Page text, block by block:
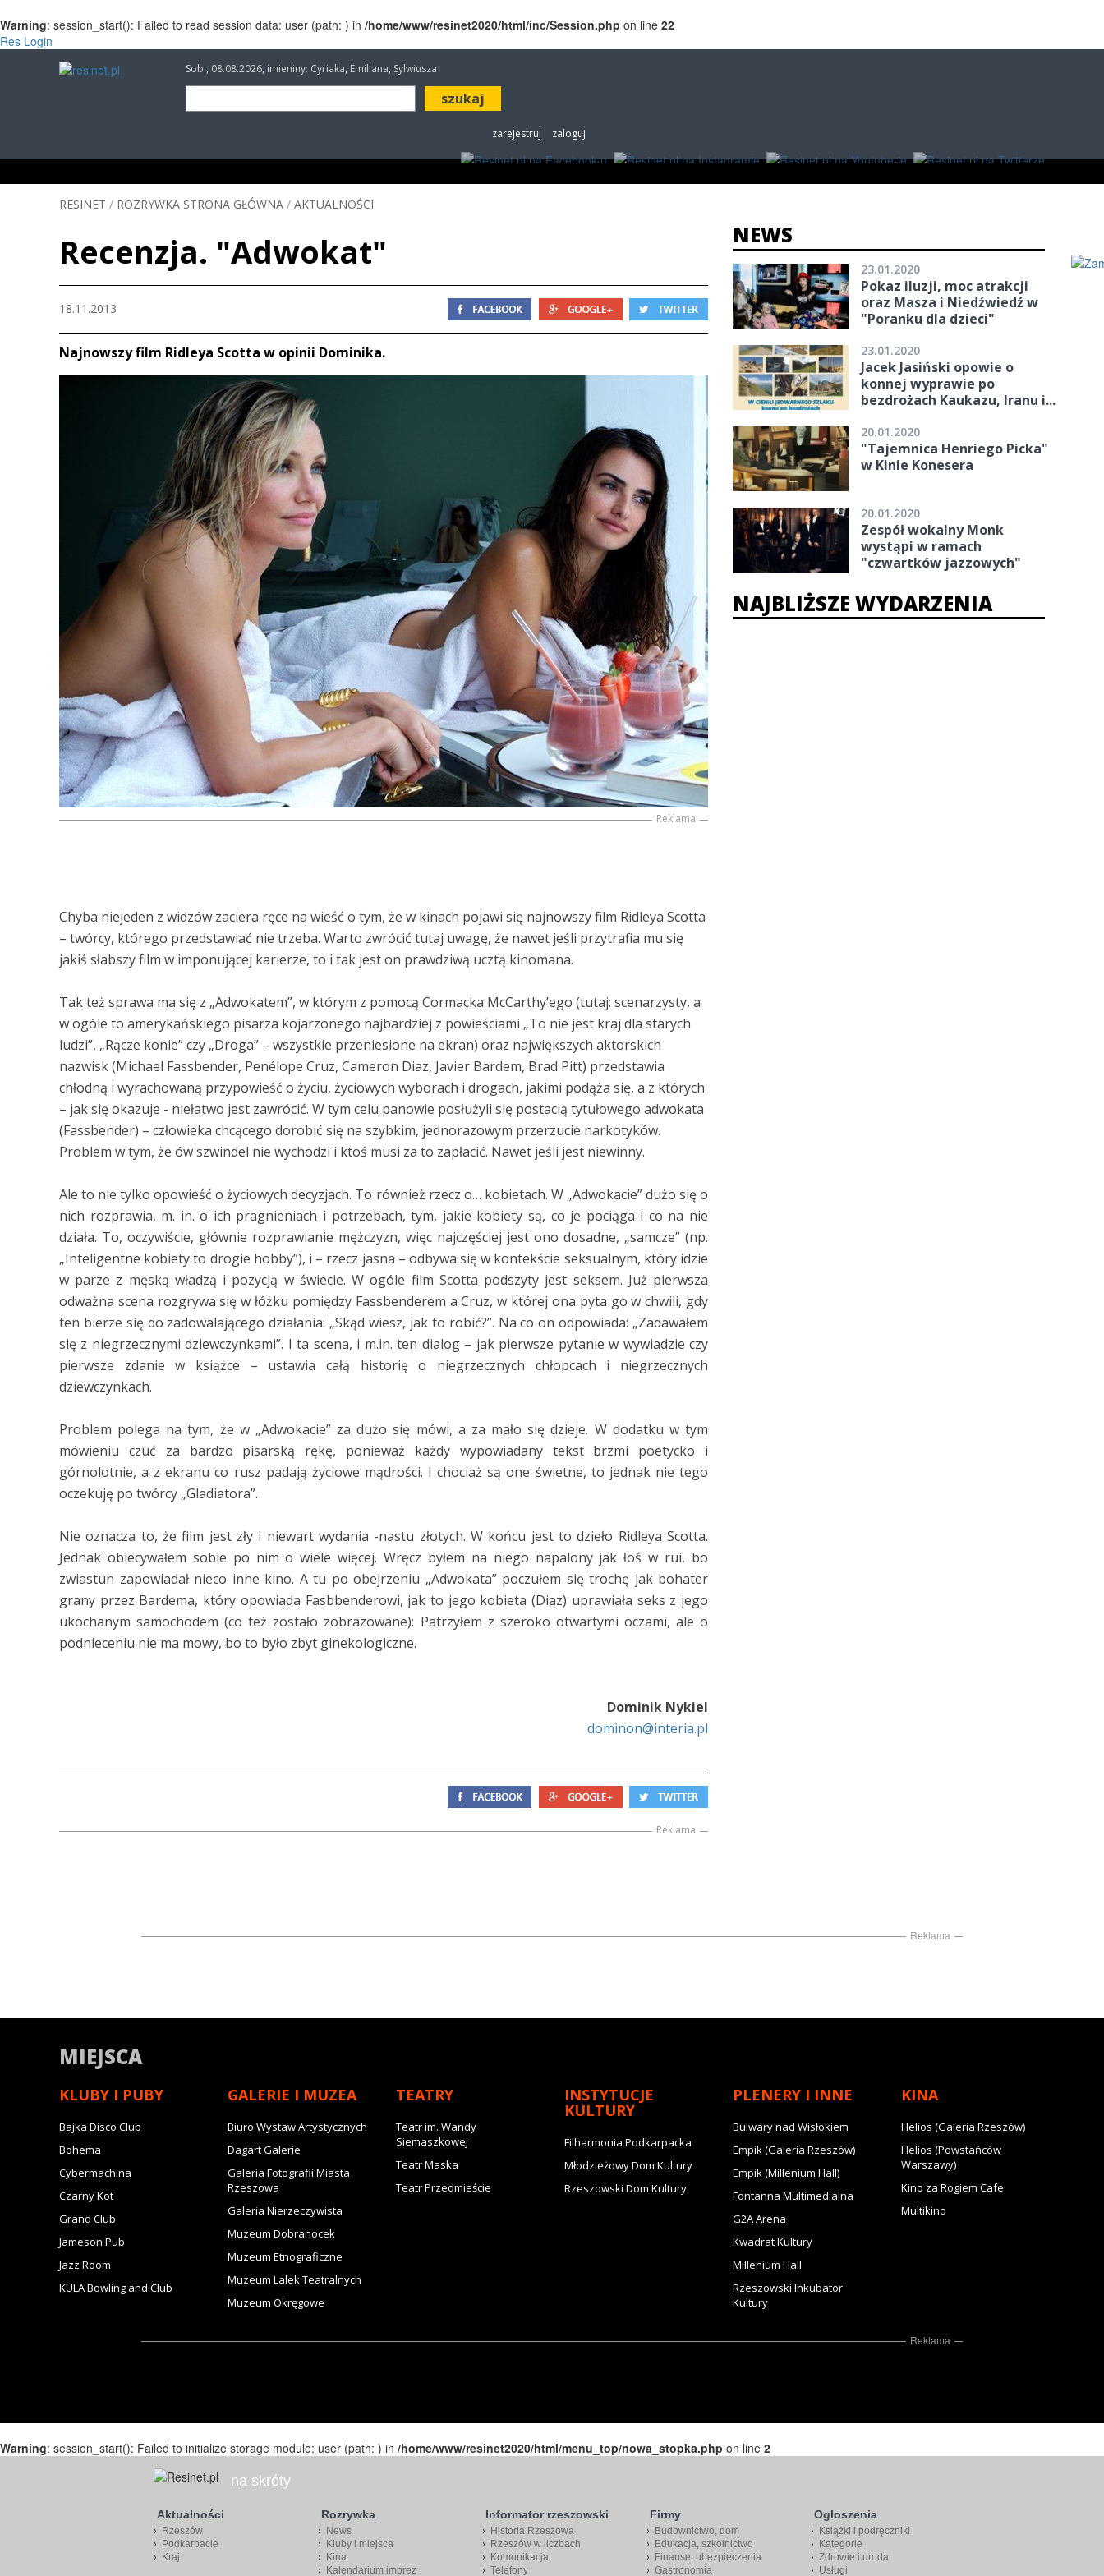
Warning: session_start(): Failed to read session data: user (path: ) in /home/www/resinet2020/html/inc/Session.php on line 22
Res Login
Sob., 08.08.2026, imieniny: Cyriaka, Emiliana, Sylwiusza
zarejestruj zaloguj
INFORMACJE INWESTYCJE IMPREZY
RESINET / ROZRYWKA STRONA GŁÓWNA / AKTUALNOŚCI
Recenzja. "Adwokat"
18.11.2013
Najnowszy film Ridleya Scotta w opinii Dominika.
Reklama
Chyba niejeden z widzów zaciera ręce na wieść o tym, że w kinach pojawi się najnowszy film Ridleya Scotta
– twórcy, którego przedstawiać nie trzeba. Warto zwrócić tutaj uwagę, że nawet jeśli przytrafia mu się
jakiś słabszy film w imponującej karierze, to i tak jest on prawdziwą ucztą kinomana.
Tak też sprawa ma się z „Adwokatem”, w którym z pomocą Cormacka McCarthy’ego (tutaj: scenarzysty, a
w ogóle to amerykańskiego pisarza kojarzonego najbardziej z powieściami „To nie jest kraj dla starych
ludzi”, „Rącze konie” czy „Droga” – wszystkie przeniesione na ekran) oraz największych aktorskich
nazwisk (Michael Fassbender, Penélope Cruz, Cameron Diaz, Javier Bardem, Brad Pitt) przedstawia
chłodną i wyrachowaną przypowieść o życiu, życiowych wyborach i drogach, jakimi podąża się, a z których
– jak się okazuje - niełatwo jest zawrócić. W tym celu panowie posłużyli się postacią tytułowego adwokata
(Fassbender) – człowieka chcącego dorobić się na szybkim, jednorazowym przerzucie narkotyków.
Problem w tym, że ów szwindel nie wychodzi i ktoś musi za to zapłacić. Nawet jeśli jest niewinny.
Ale to nie tylko opowieść o życiowych decyzjach. To również rzecz o… kobietach. W „Adwokacie” dużo się o
nich rozprawia, m. in. o ich pragnieniach i potrzebach, tym, jakie kobiety są, co je pociąga i co na nie
działa. To, oczywiście, głównie rozprawianie mężczyzn, więc najczęściej jest ono dosadne, „samcze” (np.
„Inteligentne kobiety to drogie hobby”), i – rzecz jasna – odbywa się w kontekście seksualnym, który idzie
w parze z męską władzą i pozycją w świecie. W ogóle film Scotta podszyty jest seksem. Już pierwsza
odważna scena rozgrywa się w łóżku pomiędzy Fassbenderem a Cruz, w której ona pyta go w chwili, gdy
ten bierze się do zadowalającego działania: „Skąd wiesz, jak to robić?”. Na co on odpowiada: „Zadawałem
się z niegrzecznymi dziewczynkami”. I ta scena, i m.in. ten dialog – jak pierwsze pytanie w wywiadzie czy
pierwsze zdanie w książce – ustawia całą historię o niegrzecznych chłopcach i niegrzecznych
dziewczynkach.
Problem polega na tym, że w „Adwokacie” za dużo się mówi, a za mało się dzieje. W dodatku w tym
mówieniu czuć za bardzo pisarską rękę, ponieważ każdy wypowiadany tekst brzmi poetycko i
górnolotnie, a z ekranu co rusz padają życiowe mądrości. I chociaż są one świetne, to jednak nie tego
oczekuję po twórcy „Gladiatora”.
Nie oznacza to, że film jest zły i niewart wydania -nastu złotych. W końcu jest to dzieło Ridleya Scotta.
Jednak obiecywałem sobie po nim o wiele więcej. Wręcz byłem na niego napalony jak łoś w rui, bo
zwiastun zapowiadał nieco inne kino. A tu po obejrzeniu „Adwokata” poczułem się trochę jak bohater
grany przez Bardema, który opowiada Fasbbenderowi, jak to jego kobieta (Diaz) uprawiała seks z jego
ukochanym samochodem (co też zostało zobrazowane): Patrzyłem z szeroko otwartymi oczami, ale o
podnieceniu nie ma mowy, bo to było zbyt ginekologiczne.
Dominik Nykiel
dominon@interia.pl
Reklama
NEWS
23.01.2020
Pokaz iluzji, moc atrakcji
oraz Masza i Niedźwiedź w
"Poranku dla dzieci"
23.01.2020
Jacek Jasiński opowie o
konnej wyprawie po
bezdrożach Kaukazu, Iranu i...
20.01.2020
"Tajemnica Henriego Picka"
w Kinie Konesera
20.01.2020
Zespół wokalny Monk
wystąpi w ramach
"czwartków jazzowych"
NAJBLIŻSZE WYDARZENIA
Reklama
MIEJSCA
KLUBY I PUBY
Bajka Disco Club
Bohema
Cybermachina
Czarny Kot
Grand Club
Jameson Pub
Jazz Room
KULA Bowling and Club
GALERIE I MUZEA
Biuro Wystaw Artystycznych
Dagart Galerie
Galeria Fotografii Miasta
Rzeszowa
Galeria Nierzeczywista
Muzeum Dobranocek
Muzeum Etnograficzne
Muzeum Lalek Teatralnych
Muzeum Okręgowe
TEATRY
Teatr im. Wandy
Siemaszkowej
Teatr Maska
Teatr Przedmieście
INSTYTUCJE
KULTURY
Filharmonia Podkarpacka
Młodzieżowy Dom Kultury
Rzeszowski Dom Kultury
PLENERY I INNE
Bulwary nad Wisłokiem
Empik (Galeria Rzeszów)
Empik (Millenium Hall)
Fontanna Multimedialna
G2A Arena
Kwadrat Kultury
Millenium Hall
Rzeszowski Inkubator
Kultury
KINA
Helios (Galeria Rzeszów)
Helios (Powstańców
Warszawy)
Kino za Rogiem Cafe
Multikino
Reklama
Warning: session_start(): Failed to initialize storage module: user (path: ) in /home/www/resinet2020/html/menu_top/nowa_stopka.php on line 2
na skróty
Aktualności
Rzeszów
Podkarpacie
Kraj
Rozrywka
News
Kluby i miejsca
Kina
Kalendarium imprez
Informator rzeszowski
Historia Rzeszowa
Rzeszów w liczbach
Komunikacja
Telefony
Firmy
Budownictwo, dom
Edukacja, szkolnictwo
Finanse, ubezpieczenia
Gastronomia
Ogloszenia
Książki i podręczniki
Kategorie
Zdrowie i uroda
Usługi